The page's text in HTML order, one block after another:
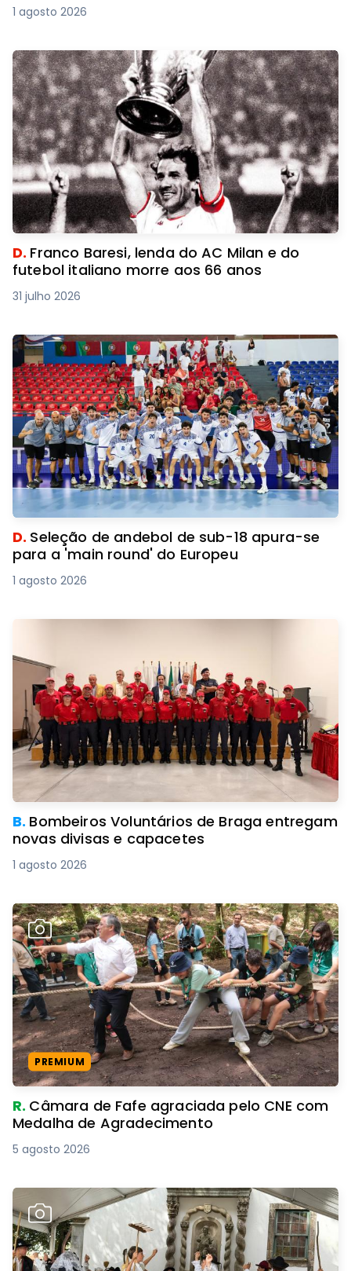
1 agosto 2026
D. Franco Baresi, lenda do AC Milan e do
futebol italiano morre aos 66 anos
31 julho 2026
D. Seleção de andebol de sub-18 apura-se
para a 'main round' do Europeu
1 agosto 2026
B. Bombeiros Voluntários de Braga entregam
novas divisas e capacetes
1 agosto 2026
PREMIUM
R. Câmara de Fafe agraciada pelo CNE com
Medalha de Agradecimento
5 agosto 2026